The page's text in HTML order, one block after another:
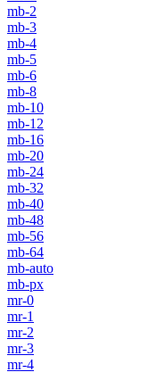
mb-2
mb-3
mb-4
mb-5
mb-6
mb-8
mb-10
mb-12
mb-16
mb-20
mb-24
mb-32
mb-40
mb-48
mb-56
mb-64
mb-auto
mb-px
mr-0
mr-1
mr-2
mr-3
mr-4